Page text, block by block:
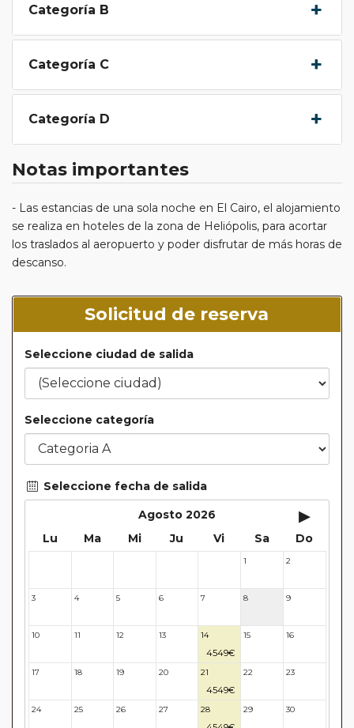
Categoría B
Categoría C
Categoría D
Notas importantes
- Las estancias de una sola noche en El Cairo, el alojamiento
se realiza en hoteles de la zona de Heliópolis, para acortar
los traslados al aeropuerto y poder disfrutar de más horas de
descanso.
Solicitud de reserva
Seleccione ciudad de salida
Seleccione categoría
Seleccione fecha de salida
Agosto 2026
▸
Lu Ma Mi Ju Vi Sa Do
1 2
3 4 5 6 7 8 9
10 11 12 13 14
4549€
15 16
17 18 19 20 21
4549€
22 23
24 25 26 27 28 29 30